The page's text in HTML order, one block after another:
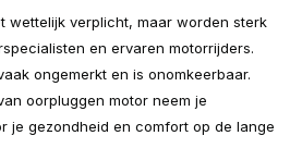
wettelijk verplicht, maar worden sterk
en ervaren motorrijders.
ongemerkt en is onomkeerbaar.
oorpluggen motor neem je
je gezondheid en comfort op de lange